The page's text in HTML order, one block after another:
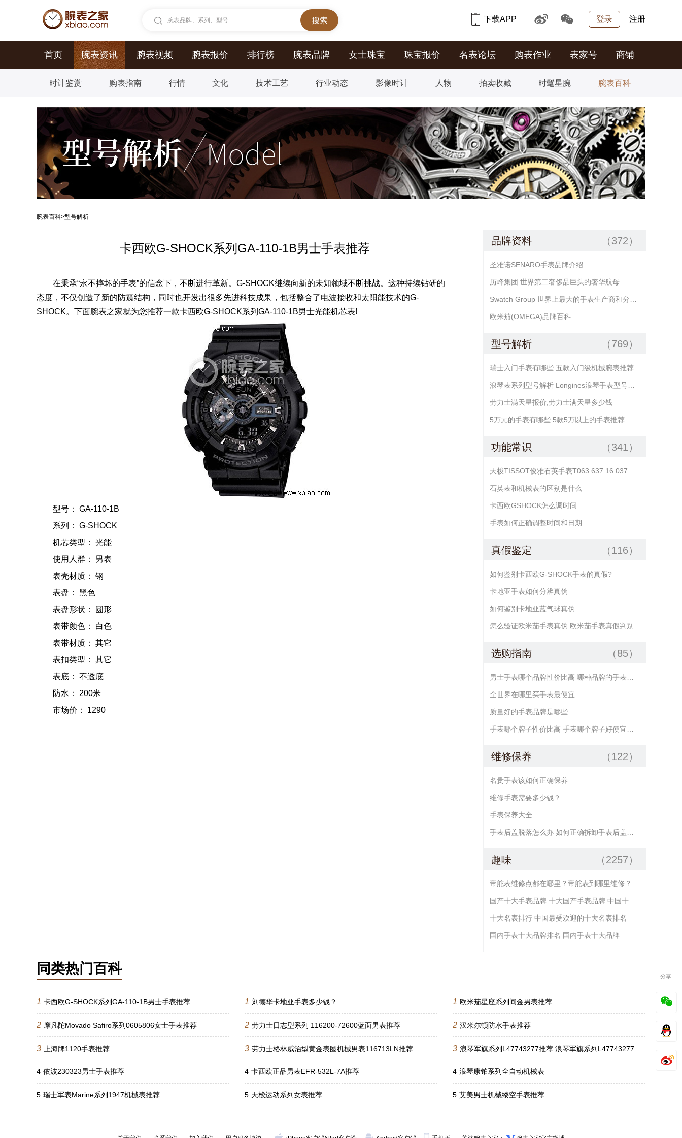
腕表品牌、系列、型号... 登录 注册
下载APP
首页 腕表资讯 腕表视频 腕表报价 排行榜 腕表品牌 女士珠宝 珠宝报价 名表论坛 购表作业 表家号 商铺
时计鉴赏 购表指南 行情 文化 技术工艺 行业动态 影像时计 人物 拍卖收藏 时髦星腕 腕表百科
腕表百科>型号解析
卡西欧G-SHOCK系列GA-110-1B男士手表推荐
在秉承“永不摔坏的手表”的信念下，不断进行革新。G-SHOCK继续向新的未知领域不断挑战。这种持续钻研的
态度，不仅创造了新的防震结构，同时也开发出很多先进科技成果，包括整合了电波接收和太阳能技术的G-
SHOCK。下面腕表之家就为您推荐一款卡西欧G-SHOCK系列GA-110-1B男士光能机芯表!
型号： GA-110-1B
系列： G-SHOCK
机芯类型： 光能
使用人群： 男表
表壳材质： 钢
表盘： 黑色
表盘形状： 圆形
表带颜色： 白色
表带材质： 其它
表扣类型： 其它
表底： 不透底
防水： 200米
市场价： 1290
品牌资料 （372）
圣雅诺SENARO手表品牌介绍
历峰集团 世界第二奢侈品巨头的奢华航母
欧米茄(OMEGA)品牌百科
型号解析 （769）
瑞士入门手表有哪些 五款入门级机械腕表推荐
劳力士满天星报价,劳力士满天星多少钱
5万元的手表有哪些 5款5万以上的手表推荐
功能常识 （341）
石英表和机械表的区别是什么
卡西欧GSHOCK怎么调时间
手表如何正确调整时间和日期
真假鉴定 （116）
如何鉴别卡西欧G-SHOCK手表的真假?
卡地亚手表如何分辨真伪
如何鉴别卡地亚蓝气球真伪
怎么验证欧米茄手表真伪 欧米茄手表真假判别
选购指南 （85）
全世界在哪里买手表最便宜
质量好的手表品牌是哪些
维修保养 （122）
名贵手表该如何正确保养
维修手表需要多少钱？
手表保养大全
趣味 （2257）
帝舵表维修点都在哪里？帝舵表到哪里维修？
十大名表排行 中国最受欢迎的十大名表排名
国内手表十大品牌排名 国内手表十大品牌
同类热门百科
1 卡西欧G-SHOCK系列GA-110-1B男士手表推荐
2 摩凡陀Movado Safiro系列0605806女士手表推荐
3 上海牌1120手表推荐
4 依波230323男士手表推荐
5 瑞士军表Marine系列1947机械表推荐
1 刘德华卡地亚手表多少钱？
2 劳力士日志型系列 116200-72600蓝面男表推荐
3 劳力士格林威治型黄金表圈机械男表116713LN推荐
4 卡西欧正品男表EFR-532L-7A推荐
5 天梭运动系列女表推荐
1 欧米茄星座系列间金男表推荐
2 汉米尔顿防水手表推荐
3 浪琴军旗系列L47743277推荐 浪琴军旗系列L47743277价格多少钱
4 浪琴康铂系列全自动机械表
5 艾美男士机械缕空手表推荐
分享